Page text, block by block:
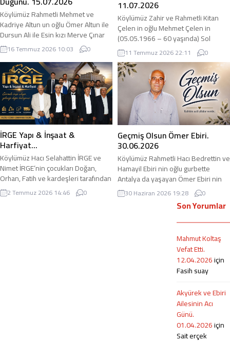
Köylümüz Rahmetli Mehmet ve
Kadriye Altun un oğlu Ömer Altun ile
Dursun Ali ile Esin kızı Merve Çınar
15.07.2026 tarihinde yapılan düğün
töreni ile evlenmişlerdir. adirli.com
olarak her iki aileyi tebrik ediyor,
genç kardeşlerimize ömür boyu
mutlu bir yuva diliyoruz.
16 Temmuz 2026 10:03 0
11.07.2026
Köylümüz Zahir ve Rahmetli Kitan
Çelen in oğlu Mehmet Çelen in
(05.05.1966 – 60 yaşında) Sol
Akciğerinde Kitle tespit edilmis ve
İstanbul Bezmialem Üniversitesinde
Kemoterapi, Işın tedavi ve Akılı ilaç
tedavisi (ümino terapi) almıştı.
Maalesef Bölge Hastanesi’ne
09.07.2026 tarihinde yatırıldığını ve
entübe olduğunu öğrendik.
adirli.com olarak geçmiş olsun diyor,
acil...
11 Temmuz 2026 22:11 0
İRGE Yapı & İnşaat &
Harfiyat…
Köylümüz Hacı Selahattin İRGE ve
Nimet İRGE‘nin çocukları Doğan,
Orhan, Fatih ve kardeşleri tarafından
işletilen İRGE Yapı & İnşaat &
Hafriyat, kurulduğu günden bu yana
2 Temmuz 2026 14:46 0
Geçmiş Olsun Ömer Ebiri.
30.06.2026
Köylümüz Rahmetli Hacı Bedrettin ve
Hamayil Ebiri nin oğlu gurbette
Antalya da yaşayan Ömer Ebiri nin
30.06.3026 tarihinde Anjio olduğunu
öğrendik. adirli.com olarak
kendisine geçmiş olsun diyor, acil
şifalar diliyoruz. Ümit Ebiri: 0544 415
30 Haziran 2026 19:28 0
Son Yorumlar
Mahmut Koltaş
Vefat Etti.
12.04.2026için
Fasih suay
Akyürek ve Ebiri
Ailesinin Acı
Günü.
01.04.2026için
Sait erçek